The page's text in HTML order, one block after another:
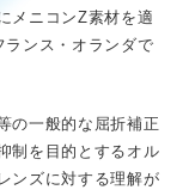
メニコンZ素材を適
ンス・オランダで
の一般的な屈折補正
制を目的とするオル
ンズに対する理解が